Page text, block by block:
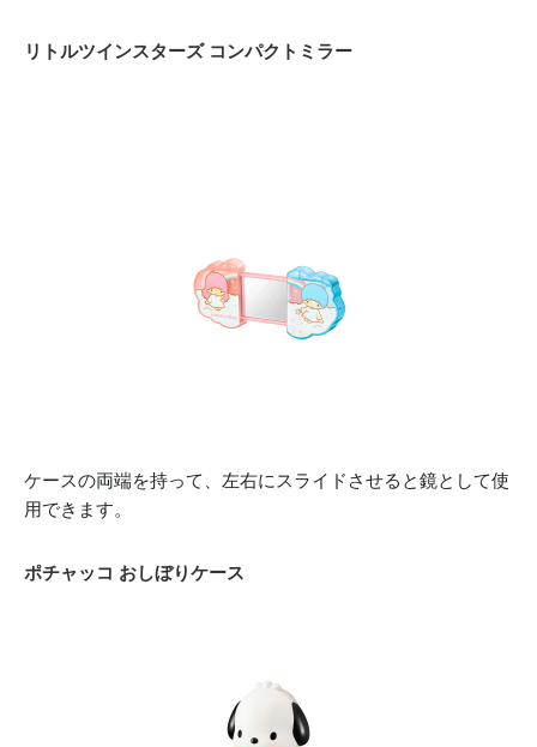
リトルツインスターズ コンパクトミラー
ケースの両端を持って、左右にスライドさせると鏡として使
用できます。
ポチャッコ おしぼりケース